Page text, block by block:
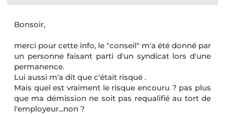
Bonsoir,
merci pour cette info, le "conseil" m'a été donné par
un personne faisant parti d'un syndicat lors d'une
permanence.
Lui aussi m'a dit que c'était risqué .
Mais quel est vraiment le risque encouru ? pas plus
que ma démission ne soit pas requalifié au tort de
l'employeur...non ?